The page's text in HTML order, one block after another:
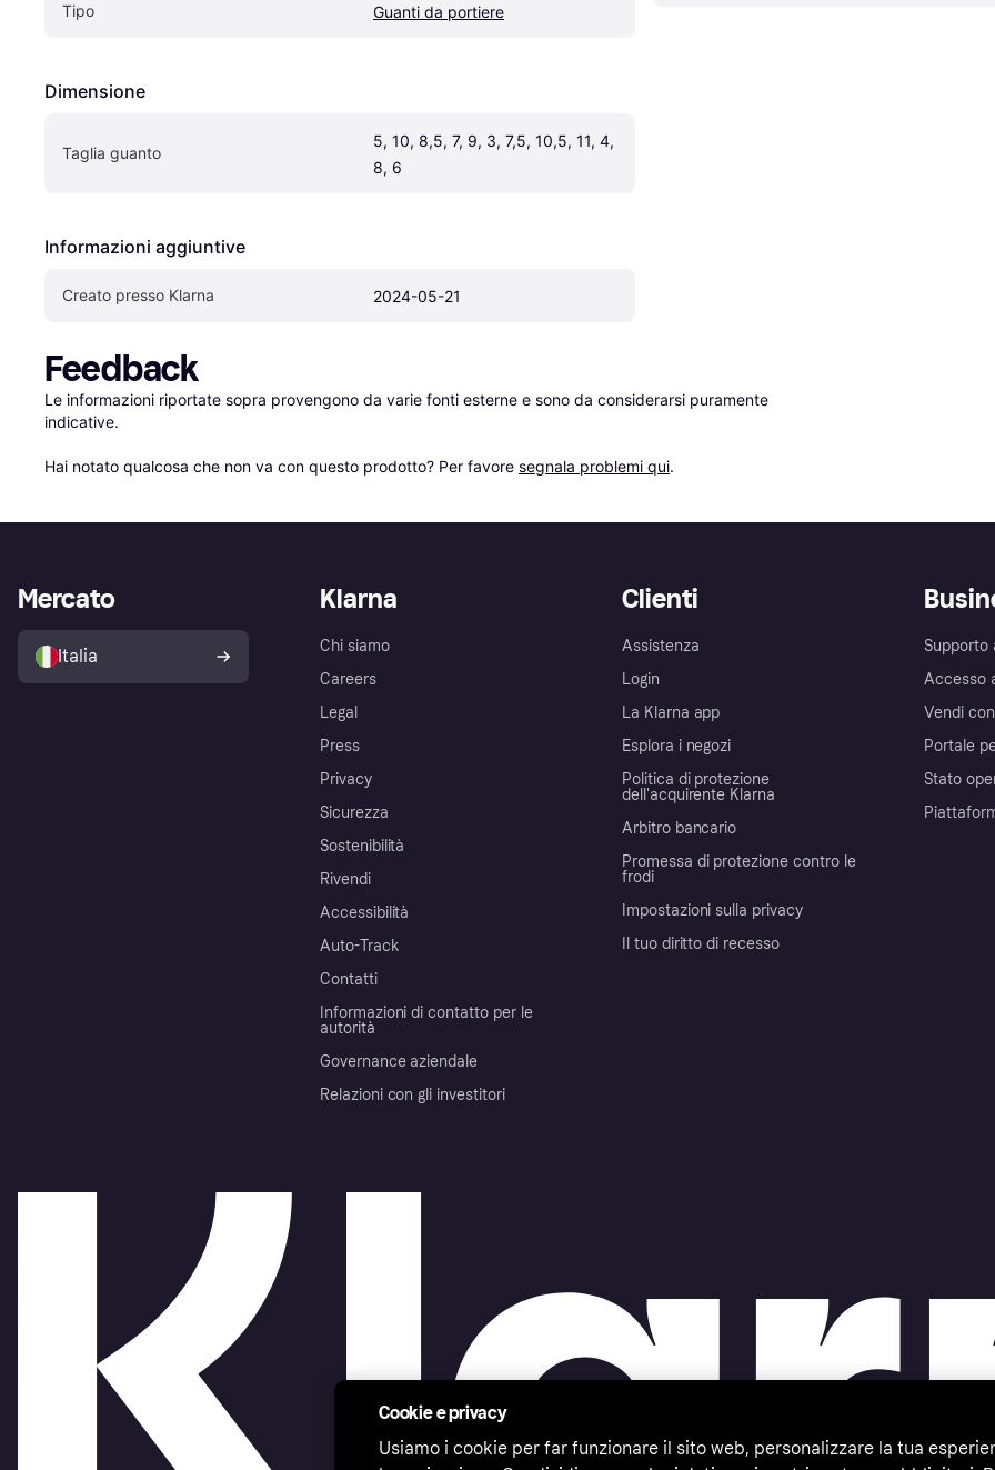
Tipo Guanti da portiere
Dimensione
Taglia guanto
5, 10, 8,5, 7, 9, 3, 7,5, 10,5, 11, 4,
8, 6
Informazioni aggiuntive
Creato presso Klarna 2024-05-21
Feedback
Le informazioni riportate sopra provengono da varie fonti esterne e sono da considerarsi puramente
indicative.
Hai notato qualcosa che non va con questo prodotto? Per favore segnala problemi qui.
Klarna
Chi siamo
Careers
Legal
Press
Privacy
Sicurezza
Sostenibilità
Rivendi
Accessibilità
Auto-Track
Contatti
Informazioni di contatto per le
autorità
Governance aziendale
Relazioni con gli investitori
Clienti
Assistenza
Login
La Klarna app
Esplora i negozi
Politica di protezione
dell'acquirente Klarna
Arbitro bancario
Promessa di protezione contro le
frodi
Impostazioni sulla privacy
Il tuo diritto di recesso
Supporto
Accesso
Vendi
Portale
Stato
Mercato
Italia
Cookie e privacy
Usiamo i cookie per far funzionare il sito web, personalizzare la tua